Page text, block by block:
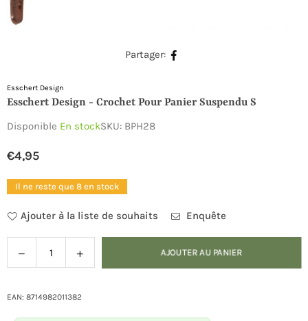
Partager:
Esschert Design
Esschert Design - Crochet Pour Panier Suspendu S
Disponible En stockSKU: BPH28
Prix
régulier
€4,95
Il ne reste que 8 en stock
Ajouter à la liste de souhaits Enquête
Diminuer
la
pour
Augmenter
la
AJOUTER AU PANIER
EAN: 8714982011382